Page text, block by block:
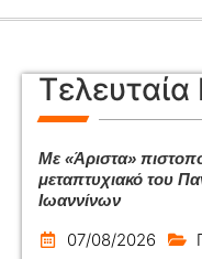
Με «Άριστα»
μεταπτυχιακό του
Ιωαννίνων
07/08/2026